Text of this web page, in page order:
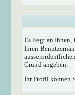
Es liegt an Ihnen,
Ihren
Grund angeben.
Ihr Profil können